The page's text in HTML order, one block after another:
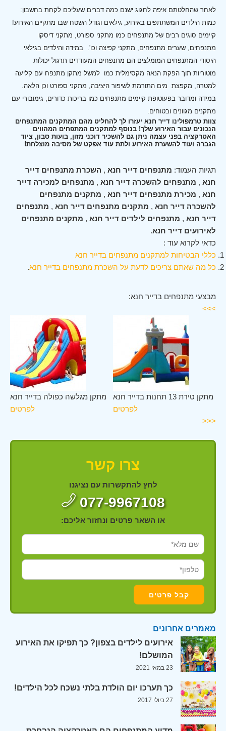
לאחר שהחלטתם איפה לחגוג ישנם כמה דברים שעליכם לקחת בחשבון:
כמות הילדים המשתתפים באירוע, גילאים וגודל השטח שבו מתקיים האירוע!
קיימים סוגים רבים של מתנפחים כמו מתקני ספורט, מתקני דיסקו
מתנפחים, שערים מתנפחים, מתקני קפיצה וכו'. במידה והילדים בגילאי
היסודי המתנפחים המומלצים הם מתנפחים המעודדים תרגול יכולות
מוטוריות תוך הפקת הנאה מקסימלית כמו למשל מתקן מתנפח עם קליעה
למטרה, מקפצת מים התורמת לשיפור היציבה, מתקני ספורט וכן הלאה.
במידה ומדובר בפעוטופת קיימים מתנפחים כמו בריכות כדורים, גימובורי עם
מתקנים מגוונים ובטוחים.
צוות טרמפולינו דייר חנא יעזרו לך להחליט מהם המתקנים המתנפחים
הנכונים עבור האירוע שלך! בנוסף למתקנים המתפחים המהווים
האטרקציה בפני עצמה ניתן גם להשכיר דוכני מזון, בועות סבון, ציוד
הגברה ועוד להשערת האירוע ולתת עוד אפקט של מסיבה מוצלחת!
תגיות העמוד: מתנפחים דייר חנא , השכרת מתנפחים דייר
חנא , מתנפחים להשכרה דייר חנא , מתנפחים למכירה דייר
חנא , מכירת מתנפחים דייר חנא , מתקנים מתנפחים
להשכרה דייר חנא , מתקנים מתנפחים דייר חנא , מתנפחים
דייר חנא , מתנפחים לילדים דייר חנא , מתקנים מתנפחים
לאירועים דייר חנא.
כדאי לקרוא עוד :
כללי הבטיחות למתקנים מתנפחים בדייר חנא
כל מה שאתם צריכים לדעת על השכרת מתנפחים בדייר חנא.
מבצעי מתנפחים בדייר חנא:
>>>
מתקן מגלשה כפולה בדייר חנא
לפרטים
מתקן טירת 13 תחנות בדייר חנא
לפרטים
<<<
צרו קשר
לחץ להתקשרות עם נציגנו
077-9967108
או השאר פרטים ונחזור אליכם:
מאמרים אחרונים
אירועים לילדים בצפון? כך תפיקו את האירוע
המושלם!
23 במאי 2021
כך תערכו יום הולדת בלתי נשכח לכל הילדים!
27 ביולי 2017